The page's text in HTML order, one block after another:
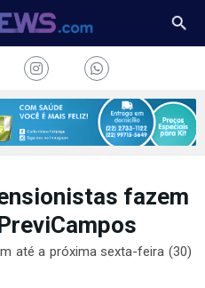
fazem
até a próxima sexta-feira (30)